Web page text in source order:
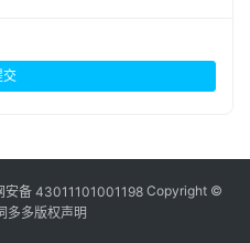
交
安备 43011101001198Copyright ©
多多版权声明